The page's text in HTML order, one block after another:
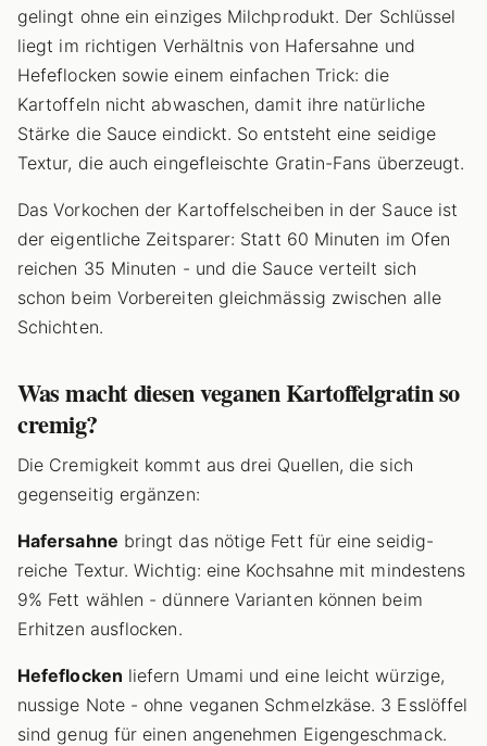
gelingt ohne ein einziges Milchprodukt. Der Schlüssel
liegt im richtigen Verhältnis von Hafersahne und
Hefeflocken sowie einem einfachen Trick: die
Kartoffeln nicht abwaschen, damit ihre natürliche
Stärke die Sauce eindickt. So entsteht eine seidige
Textur, die auch eingefleischte Gratin-Fans überzeugt.
Das Vorkochen der Kartoffelscheiben in der Sauce ist
der eigentliche Zeitsparer: Statt 60 Minuten im Ofen
reichen 35 Minuten - und die Sauce verteilt sich
schon beim Vorbereiten gleichmässig zwischen alle
Schichten.
Was macht diesen veganen Kartoffelgratin so
cremig?
Die Cremigkeit kommt aus drei Quellen, die sich
gegenseitig ergänzen:
Hafersahne bringt das nötige Fett für eine seidig-
reiche Textur. Wichtig: eine Kochsahne mit mindestens
9% Fett wählen - dünnere Varianten können beim
Erhitzen ausflocken.
Hefeflocken liefern Umami und eine leicht würzige,
nussige Note - ohne veganen Schmelzkäse. 3 Esslöffel
sind genug für einen angenehmen Eigengeschmack.